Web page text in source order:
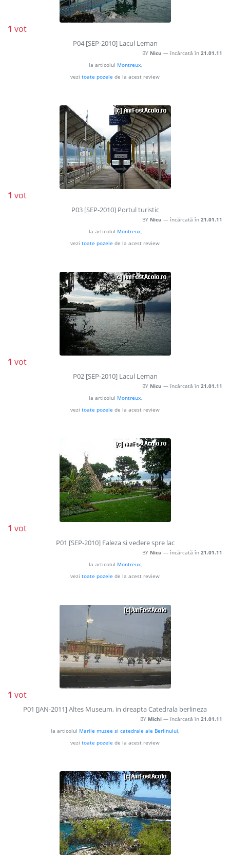
1 vot
P04 [SEP-2010] Lacul Leman
BY Nicu — încărcată în 21.01.11
la articolul Montreux,
vezi toate pozele de la acest review
1 vot
P03 [SEP-2010] Portul turistic
BY Nicu — încărcată în 21.01.11
la articolul Montreux,
vezi toate pozele de la acest review
1 vot
P02 [SEP-2010] Lacul Leman
BY Nicu — încărcată în 21.01.11
la articolul Montreux,
vezi toate pozele de la acest review
1 vot
P01 [SEP-2010] Faleza si vedere spre lac
BY Nicu — încărcată în 21.01.11
la articolul Montreux,
vezi toate pozele de la acest review
1 vot
P01 [JAN-2011] Altes Museum, in dreapta Catedrala berlineza
BY Michi — încărcată în 21.01.11
la articolul Marile muzee si catedrale ale Berlinului,
vezi toate pozele de la acest review